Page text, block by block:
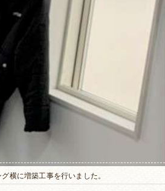
グ横に増築工事を行いました。